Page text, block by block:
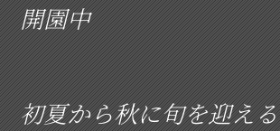
開園中
初夏から秋に旬を迎え